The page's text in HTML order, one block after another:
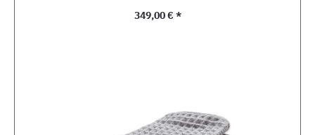
Regulärer Preis:
349,00 € *